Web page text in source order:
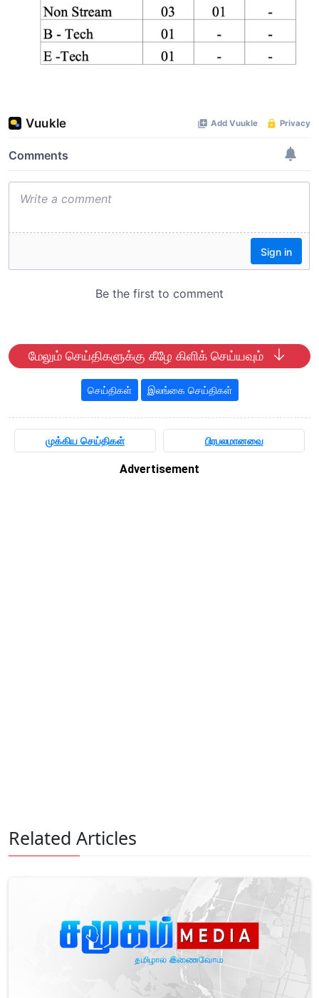
மேலும் செய்திகளுக்கு கீழே கிளிக் செய்யவும்
செய்திகள் இலங்கை செய்திகள்
முக்கிய செய்திகள் பிரபலமானவை
Advertisement
Related Articles